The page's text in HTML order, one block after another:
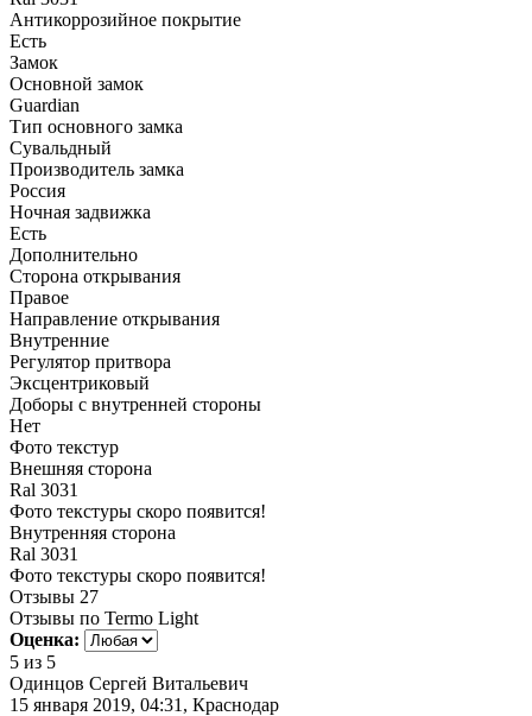
Антикоррозийное покрытие
Есть
Замок
Основной замок
Guardian
Тип основного замка
Сувальдный
Производитель замка
Россия
Ночная задвижка
Есть
Дополнительно
Сторона открывания
Правое
Направление открывания
Внутренние
Регулятор притвора
Эксцентриковый
Доборы с внутренней стороны
Нет
Фото текстур
Внешняя сторона
Ral 3031
Фото текстуры скоро появится!
Внутренняя сторона
Ral 3031
Фото текстуры скоро появится!
Отзывы 27
Отзывы по Termo Light
Оценка:
5 из 5
Одинцов Сергей Витальевич
15 января 2019, 04:31, Краснодар